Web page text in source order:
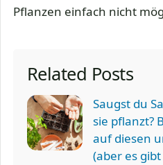
Pflanzen einfach nicht
Related Posts
Saugst du
sie pflanzt?
auf diesen
(aber es